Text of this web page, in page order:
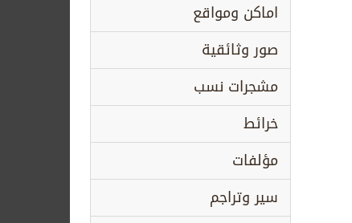
اماكن ومواقع
صور وثائقية
مشجرات نسب
خرائط
مؤلفات
سير وتراجم